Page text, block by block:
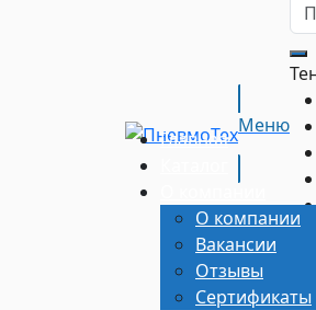
Меню
Главная
О компании
Вакансии
Отзывы
Сертификаты